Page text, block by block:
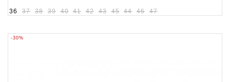
36 37 38 39 40 41 42 43 45 44 46 47
-30%